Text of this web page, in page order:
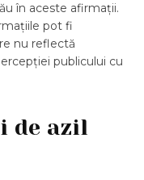
în aceste afirmații.
pot fi
nu reflectă
publicului cu
de azil